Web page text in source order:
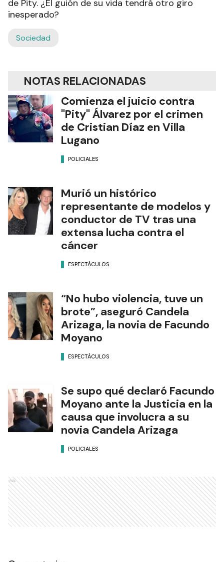
de Pity. ¿El guión de su vida tendrá otro giro
inesperado?
Sociedad
NOTAS RELACIONADAS
Comienza el juicio contra
"Pity" Álvarez por el crimen
de Cristian Díaz en Villa
Lugano
POLICIALES
Murió un histórico
representante de modelos y
conductor de TV tras una
extensa lucha contra el
cáncer
ESPECTÁCULOS
“No hubo violencia, tuve un
brote”, aseguró Candela
Arizaga, la novia de Facundo
Moyano
ESPECTÁCULOS
Se supo qué declaró Facundo
Moyano ante la Justicia en la
causa que involucra a su
novia Candela Arizaga
POLICIALES
Ads